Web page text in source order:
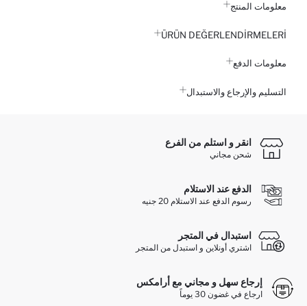
معلومات المنتج
ÜRÜN DEĞERLENDİRMELERİ
معلومات الدفع
التسليم والإرجاع والاستبدال
انقر و استلم من الفرع
شحن مجاني
الدفع عند الاستلام
رسوم الدفع عند الاستلام 20 جنيه
استبدال في المتجر
اشتري أونلاين و استبدل من المتجر
إرجاع سهل و مجاني مع أرامكس
ارجاع في غضون 30 يوماً